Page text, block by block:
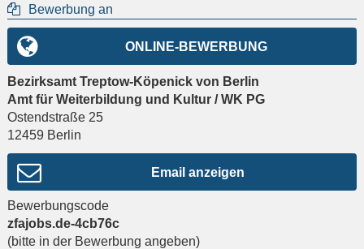
Bewerbung an
ONLINE-BEWERBUNG
Bezirksamt Treptow-Köpenick von Berlin
Amt für Weiterbildung und Kultur / WK PG
Ostendstraße 25
12459 Berlin
Email anzeigen
Bewerbungscode
zfajobs.de-4cb76c
(bitte in der Bewerbung angeben)